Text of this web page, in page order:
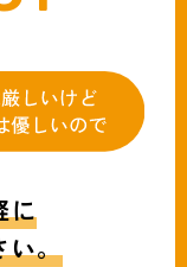
に
い。